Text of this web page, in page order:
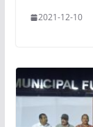
2021-12-10